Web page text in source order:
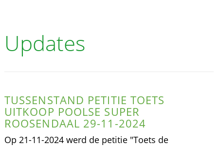
Updates
TUSSENSTAND PETITIE TOETS
UITKOOP POOLSE SUPER
ROOSENDAAL 29-11-2024
Op 21-11-2024 werd de petitie "Toets de